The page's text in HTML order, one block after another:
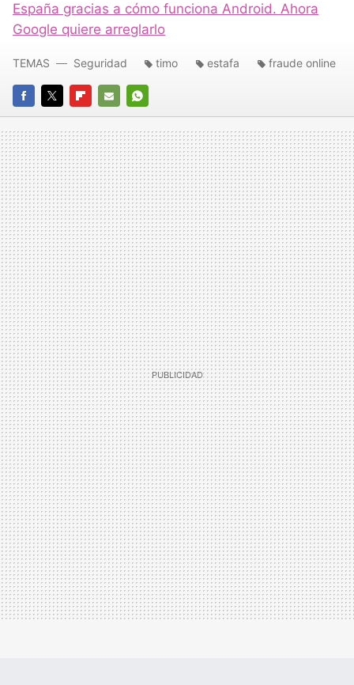
España gracias a cómo funciona Android. Ahora
Google quiere arreglarlo
FACEBOOK
TWITTERFLIPBOARD
E-
MAIL
WHATSAPP
TEMAS Seguridad timo estafa fraude online